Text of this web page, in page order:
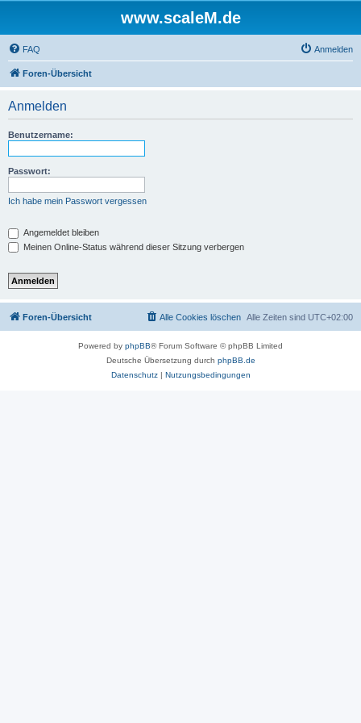
www.scaleM.de
FAQ Anmelden
Foren-Übersicht
Anmelden
Benutzername:
Passwort:
Ich habe mein Passwort vergessen
Angemeldet bleiben
Meinen Online-Status während dieser Sitzung verbergen
Foren-Übersicht Alle Zeiten sind UTC+02:00
Alle Cookies löschen
Powered by phpBB® Forum Software © phpBB Limited
Deutsche Übersetzung durch phpBB.de
Datenschutz| Nutzungsbedingungen